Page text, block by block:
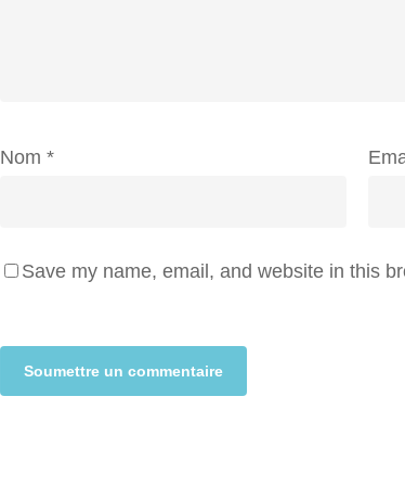
Nom *
Save my name, email, and website in this